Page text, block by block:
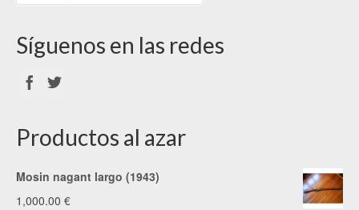
Síguenos en las redes
Productos al azar
Mosin nagant largo (1943)
1,000.00 €